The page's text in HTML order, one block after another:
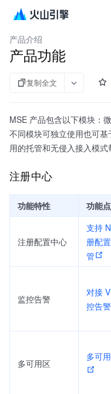
微服务引擎
产品介绍
产品功能
复制全文
MSE 产品包含以下模块：
不同模块可独立使用也可
用的托管和无侵入接入模式
注册中心
功能特性 功能点
注册配置中心
支持
册配
管
监控告警
对接
控告警
多可用区
多可